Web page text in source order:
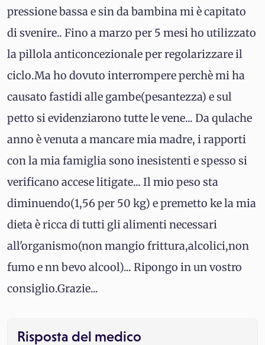
pressione bassa e sin da bambina mi è capitato
di svenire.. Fino a marzo per 5 mesi ho utilizzato
la pillola anticoncezionale per regolarizzare il
ciclo.Ma ho dovuto interrompere perchè mi ha
causato fastidi alle gambe(pesantezza) e sul
petto si evidenziarono tutte le vene... Da qulache
anno è venuta a mancare mia madre, i rapporti
con la mia famiglia sono inesistenti e spesso si
verificano accese litigate... Il mio peso sta
diminuendo(1,56 per 50 kg) e premetto ke la mia
dieta è ricca di tutti gli alimenti necessari
all'organismo(non mangio frittura,alcolici,non
fumo e nn bevo alcool)... Ripongo in un vostro
consiglio.Grazie...
Risposta del medico